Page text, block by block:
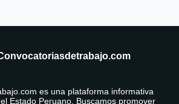
es una plataforma informativa
Estado Peruano. Buscamos promover